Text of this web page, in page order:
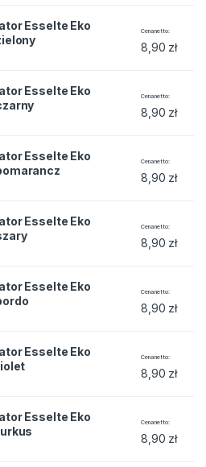
50 zielony quantity
Esselte Eko
Cena netto
8,90 zł
50 czarny quantity
Esselte Eko
Cena netto
8,90 zł
50 pomarancz quantity
Esselte Eko
Cena netto
8,90 zł
50 szary quantity
Esselte Eko
Cena netto
8,90 zł
50 bordo quantity
Esselte Eko
Cena netto
8,90 zł
50 fiolet quantity
Esselte Eko
Cena netto
8,90 zł
50 turkus quantity
Esselte Eko
Cena netto
8,90 zł